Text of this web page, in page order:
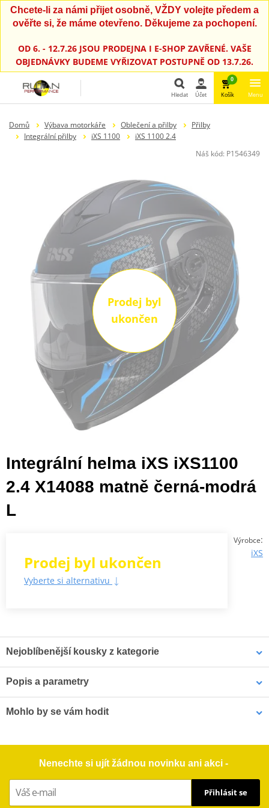
Chcete-li za námi přijet osobně, VŽDY volejte předem a
ověřte si, že máme otevřeno. Děkujeme za pochopení.
OD 6. - 12.7.26 JSOU PRODEJNA I E-SHOP ZAVŘENÉ. VAŠE
OBJEDNÁVKY BUDEME VYŘIZOVAT POSTUPNĚ OD 13.7.26.
Hledat Účet
0
Košík Menu
Domů Výbava motorkáře Oblečení a přilby
Přilby
Integrální přilby
iXS 1100
iXS 1100 2.4
Náš kód: P1546349
Prodej byl
ukončen
Integrální helma iXS iXS1100
2.4 X14088 matně černá-modrá
L
Výrobce:
iXS
Prodej byl ukončen
Vyberte si alternativu
Nejoblíbenější kousky z kategorie
Popis a parametry
pevného polykarbonátu. Skořepina díky odolné konstrukci dobře
pohlcuje nárazy a helma tak zajišťuje vysokou míru bezpečnosti.
Větrací otvory na bradě a na čele zajišťují skvělé větrání a dobré
Mohlo by se vám hodit
Nenechte si ujít žádnou novinku ani akci -
Přihlásit se